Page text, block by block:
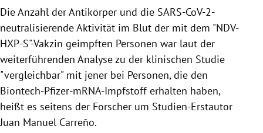
Die Anzahl der Antikörper und die SARS-CoV-2-
neutralisierende Aktivität im Blut der mit dem "NDV-
HXP-S"-Vakzin geimpften Personen war laut der
weiterführenden Analyse zu der klinischen Studie
"vergleichbar" mit jener bei Personen, die den
Biontech-Pfizer-mRNA-Impfstoff erhalten haben,
heißt es seitens der Forscher um Studien-Erstautor
Juan Manuel Carreño.